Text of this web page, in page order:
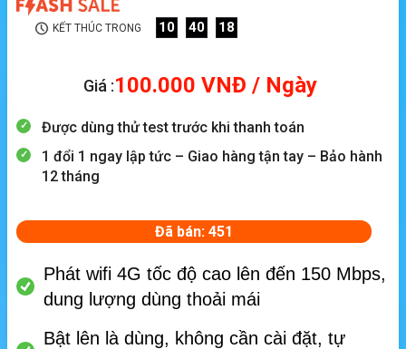
KẾT THÚC TRONG 10 40 17
Giá :100.000 VNĐ / Ngày
Được dùng thử test trước khi thanh toán
1 đổi 1 ngay lập tức – Giao hàng tận tay – Bảo hành
12 tháng
Đã bán: 451
Phát wifi 4G tốc độ cao lên đến 150 Mbps,
dung lượng dùng thoải mái
Bật lên là dùng, không cần cài đặt, tự